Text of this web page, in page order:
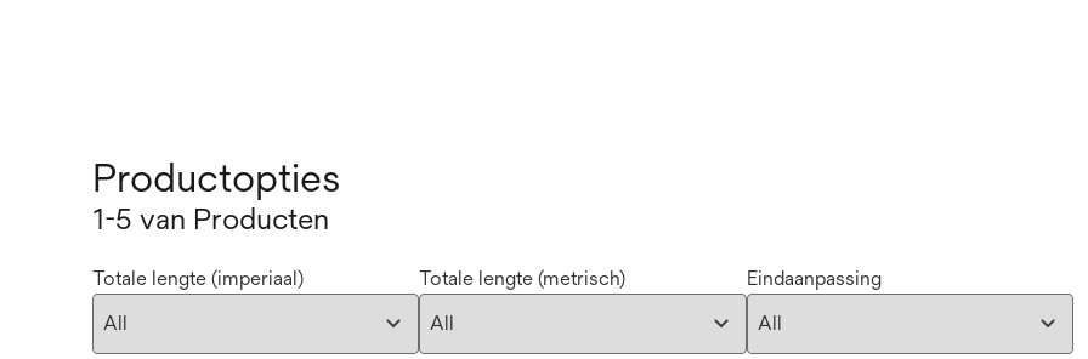
Productopties
1-5 van Producten
Totale lengte (imperiaal) Totale lengte (metrisch) Eindaanpassing